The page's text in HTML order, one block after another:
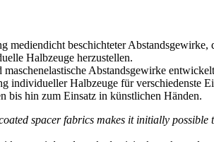
beschichteter
Halbzeuge herzustellen.
Abstandsgewirke
individueller Halbzeuge für verschiedenste
bis hin zum Einsatz in künstlichen Händen.
spacer fabrics makes it initially